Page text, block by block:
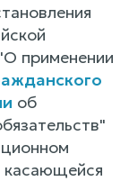
применении
об
касающейся